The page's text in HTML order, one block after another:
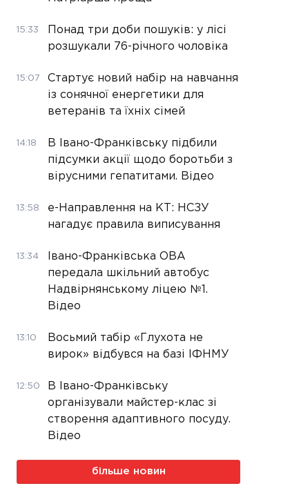
15:33
Понад три доби пошуків: у лісі
розшукали 76-річного чоловіка
15:07
Стартує новий набір на навчання
із сонячної енергетики для
ветеранів та їхніх сімей
14:18
В Івано-Франківську підбили
підсумки акції щодо боротьби з
вірусними гепатитами. Відео
13:58
е-Направлення на КТ: НСЗУ
нагадує правила виписування
13:34
Івано-Франківська ОВА
передала шкільний автобус
Надвірнянському ліцею №1.
Відео
13:10
Восьмий табір «Глухота не
вирок» відбувся на базі ІФНМУ
12:50
В Івано-Франківську
організували майстер-клас зі
створення адаптивного посуду.
Відео
більше новин